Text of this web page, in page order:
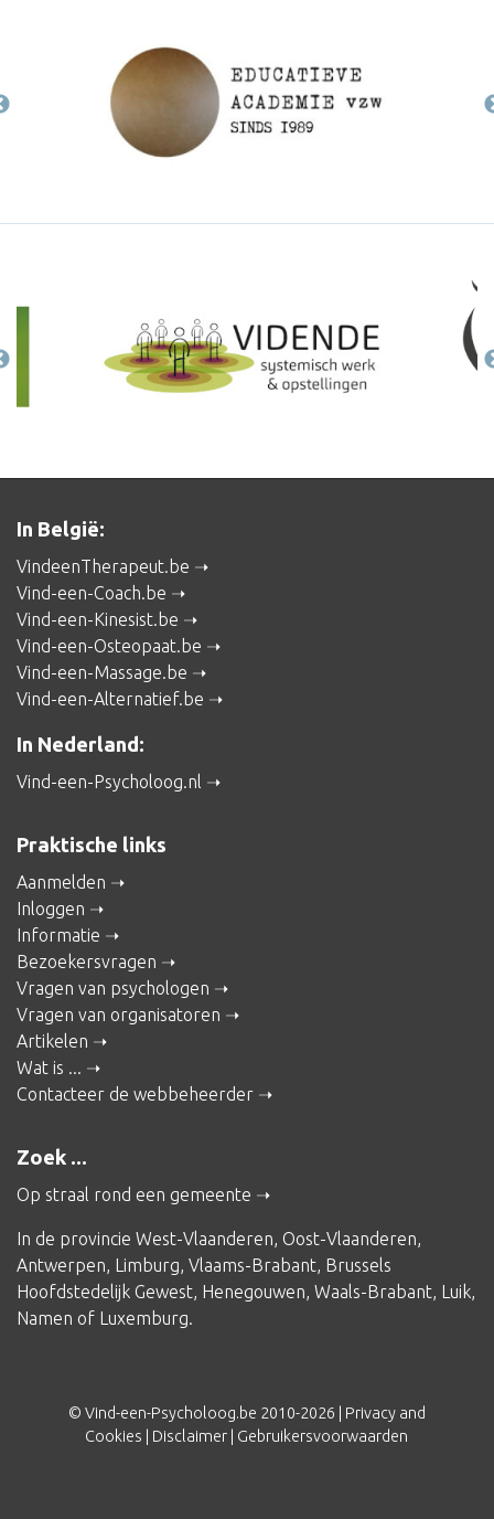
In België:
VindeenTherapeut.be
Vind-een-Coach.be
Vind-een-Kinesist.be
Vind-een-Osteopaat.be
Vind-een-Massage.be
Vind-een-Alternatief.be
In Nederland:
Vind-een-Psycholoog.nl
Praktische links
Aanmelden
Inloggen
Informatie
Bezoekersvragen
Vragen van psychologen
Vragen van organisatoren
Artikelen
Wat is ...
Contacteer de webbeheerder
Zoek ...
Op straal rond een gemeente
In de provincie West-Vlaanderen, Oost-Vlaanderen,
Antwerpen, Limburg, Vlaams-Brabant, Brussels
Hoofdstedelijk Gewest, Henegouwen, Waals-Brabant, Luik,
Namen of Luxemburg.
© Vind-een-Psycholoog.be 2010-2026 | Privacy and
Cookies
Disclaimer Gebruikersvoorwaarden